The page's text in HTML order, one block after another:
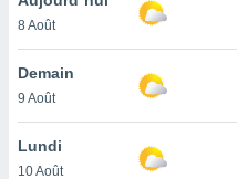
et
»,
au
vous
qu'ils
8 Août
Demain
9 Août
Lundi
10 Août